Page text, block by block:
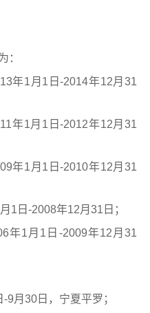
：
1月1日-2014年12月31
1月1日-2012年12月31
1月1日-2010年12月31
日-2008年12月31日；
1月1日-2009年12月31
30日，宁夏平罗；